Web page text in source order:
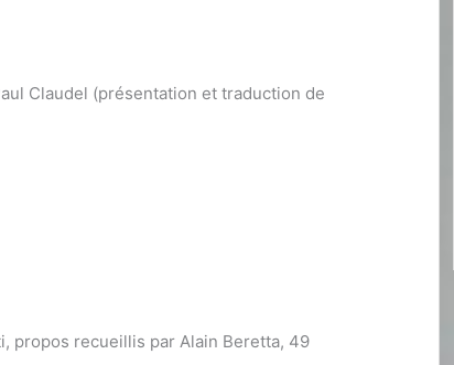
Claudel (présentation et traduction de
propos recueillis par Alain Beretta, 49